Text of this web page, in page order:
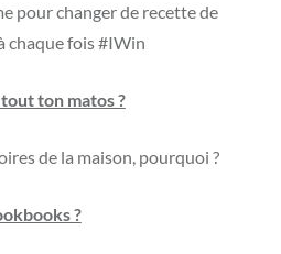
pour changer de recette de
chaque fois #IWin
ton matos ?
de la maison, pourquoi ?
?